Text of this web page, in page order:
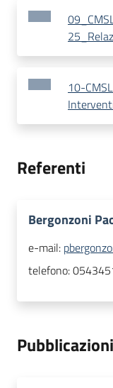
10-
Referenti
Bergonzoni
e-mail:
telefono:
Pubblicazioni